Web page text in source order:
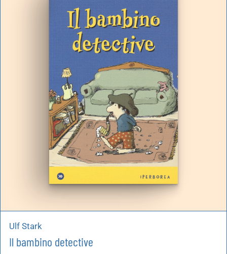
Ulf Stark
Il bambino detective